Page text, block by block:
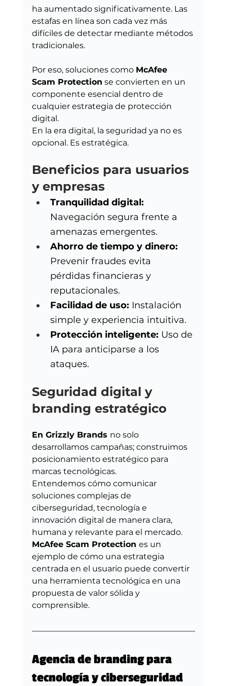
ha aumentado significativamente. Las
estafas en línea son cada vez más
difíciles de detectar mediante métodos
tradicionales.
Por eso, soluciones como McAfee
Scam Protection se convierten en un
componente esencial dentro de
cualquier estrategia de protección
digital.
En la era digital, la seguridad ya no es
opcional. Es estratégica.
Beneficios para usuarios
y empresas
Tranquilidad digital:
Navegación segura frente a
amenazas emergentes.
Ahorro de tiempo y dinero:
Prevenir fraudes evita
pérdidas financieras y
reputacionales.
Facilidad de uso: Instalación
simple y experiencia intuitiva.
Protección inteligente: Uso de
IA para anticiparse a los
ataques.
Seguridad digital y
branding estratégico
En Grizzly Brands no solo
desarrollamos campañas; construimos
posicionamiento estratégico para
marcas tecnológicas.
Entendemos cómo comunicar
soluciones complejas de
ciberseguridad, tecnología e
innovación digital de manera clara,
humana y relevante para el mercado.
McAfee Scam Protection es un
ejemplo de cómo una estrategia
centrada en el usuario puede convertir
una herramienta tecnológica en una
propuesta de valor sólida y
comprensible.
Agencia de branding para
tecnología y ciberseguridad